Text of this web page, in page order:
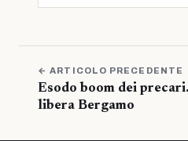
← ARTICOLO PRECEDENTE
Esodo boom dei
libera Bergamo